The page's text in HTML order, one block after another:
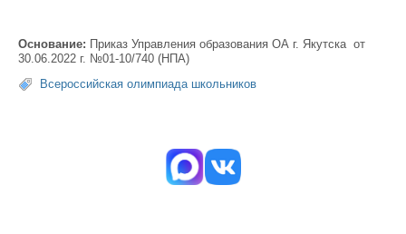
Основание: Приказ Управления образования ОА г. Якутска от
30.06.2022 г. №01-10/740 (НПА)
Всероссийская олимпиада школьников